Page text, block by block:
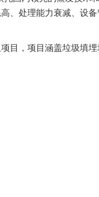
、处理能力衰减、设
目，项目涵盖垃圾填